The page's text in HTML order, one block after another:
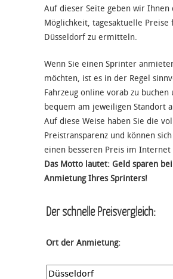
Auf dieser Seite geben wir Ihnen
Möglichkeit, tagesaktuelle Preise
Düsseldorf zu ermitteln.
Wenn Sie einen Sprinter
möchten, ist es in der Regel
Fahrzeug online vorab zu buchen
bequem am jeweiligen Standort
Auf diese Weise haben Sie die
Preistransparenz und können sich
einen besseren Preis im Internet
Das Motto lautet: Geld sparen
Anmietung Ihres Sprinters!
Der schnelle Preisvergleich:
Ort der Anmietung: